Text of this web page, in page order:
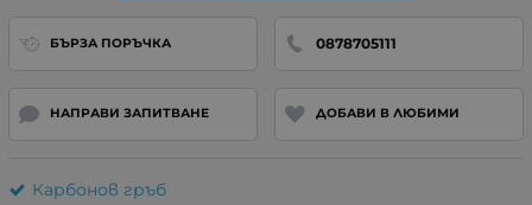
БЪРЗА ПОРЪЧКА 0878705111
НАПРАВИ ЗАПИТВАНЕ ДОБАВИ В ЛЮБИМИ
Карбонов гръб